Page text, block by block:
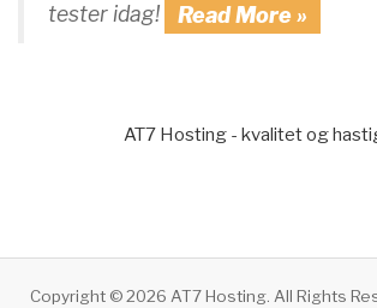
tester idag!
Read More »
AT7 Hosting - kvalitet og
Copyright © 2026 AT7 Hosting. All Rights